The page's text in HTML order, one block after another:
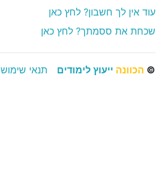
עוד אין לך חשבון? לחץ כאן
שכחת את ססמתך? לחץ כאן
© הכוונה ייעוץ לימודים תנאי שימוש